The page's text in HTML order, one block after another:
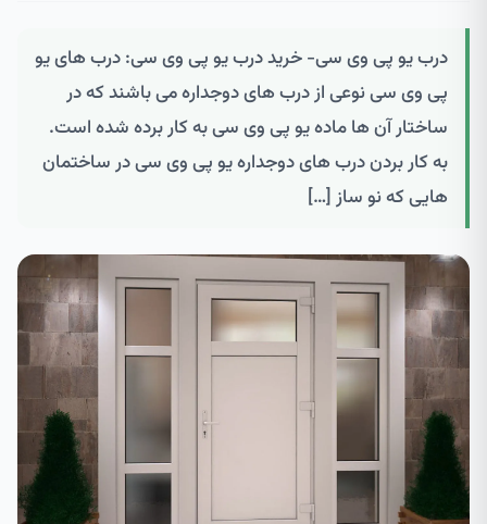
درب یو پی وی سی- خرید درب یو پی وی سی: درب های یو
پی وی سی نوعی از درب های دوجداره می باشند که در
ساختار آن ها ماده یو پی وی سی به کار برده شده است.
به کار بردن درب های دوجداره یو پی وی سی در ساختمان
هایی که نو ساز […]